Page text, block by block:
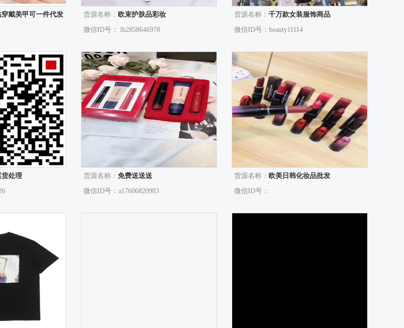
戴美甲可一件代发 货源名称： 欧束护肤品彩妆
微信ID号： lh2858646978
货源名称： 千万款女装服饰商品
微信ID号：beauty11114
处理 货源名称： 免费送送送
微信ID号：a17606820983
货源名称： 欧美日韩化妆品批发
微信ID号：